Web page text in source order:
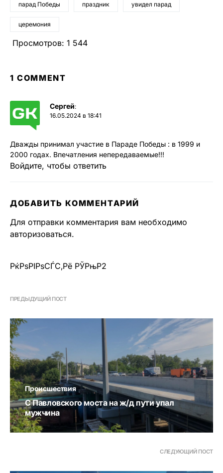
парад Победы праздник увидел парад
церемония
Просмотров: 1 544
1 COMMENT
Сергей:
16.05.2024 в 18:41
Дважды принимал участие в Параде Победы : в 1999 и
2000 годах. Впечатления непередаваемые!!!
Войдите, чтобы ответить
ДОБАВИТЬ КОММЕНТАРИЙ
Для отправки комментария вам необходимо
авторизоваться.
РќРѕРІРѕСЃС‚Рё РЎРњР2
ПРЕДЫДУЩИЙ ПОСТ
Происшествия
С Павловского моста на ж/д пути упал
мужчина
СЛЕДУЮЩИЙ ПОСТ